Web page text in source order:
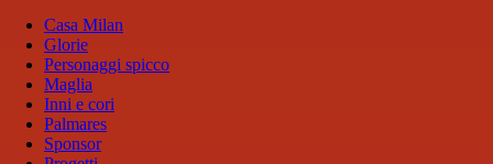
Casa Milan
Glorie
Personaggi spicco
Maglia
Inni e cori
Palmares
Sponsor